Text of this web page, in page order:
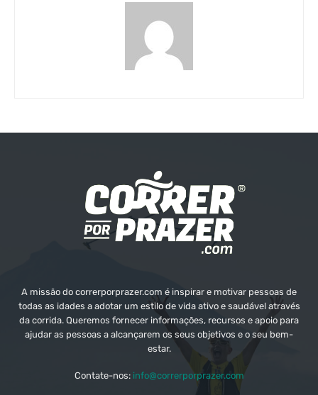
A missão do correrporprazer.com é inspirar e motivar pessoas de
todas as idades a adotar um estilo de vida ativo e saudável através
da corrida. Queremos fornecer informações, recursos e apoio para
ajudar as pessoas a alcançarem os seus objetivos e o seu bem-
estar.
Contate-nos: info@correrporprazer.com